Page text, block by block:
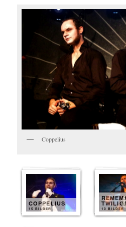
Coppelius
COPPELIUS
15 BILDER 10 BILDER